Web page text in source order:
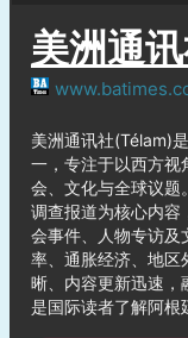
美洲通
美洲通讯社(Télam)
一，专注于以西方视
会、文化与全球议题
调查报道为核心内容
会事件、人物专访及
率、通胀经济、地区
晰、内容更新迅速，
是国际读者了解阿根